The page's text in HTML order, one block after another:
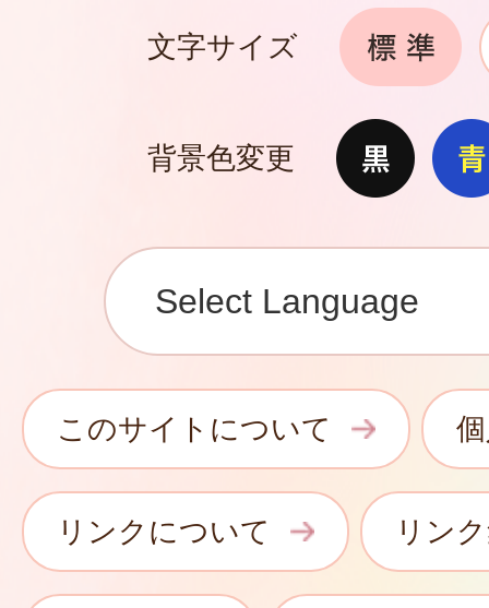
文字サイズ
背景色変更
このサイトについて
リンクについて リン